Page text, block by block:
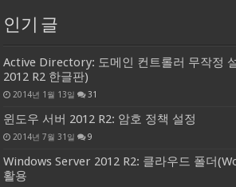
인기 글
Active Directory: 도메인 컨트롤러 무작정
2012 R2 한글판)
2014년 1월 13일 31
윈도우 서버 2012 R2: 암호 정책 설정
2014년 7월 31일 9
Windows Server 2012 R2: 클라우드 폴더
활용